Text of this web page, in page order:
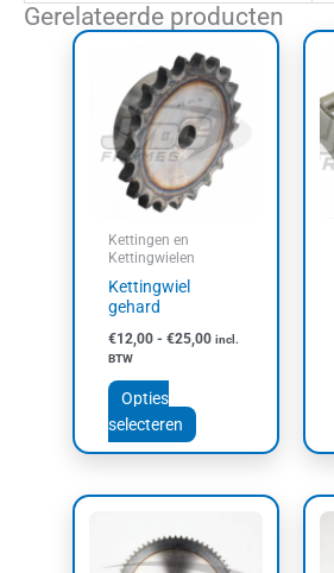
Gerelateerde producten
Kettingen en
Kettingwielen
Kettingwiel
gehard
€12,00 - €25,00
Prijsklasse:
€12,00
tot
€25,00
incl.
BTW
Opties
selecteren
product
heeft
meerdere
variaties.
Deze
optie
de